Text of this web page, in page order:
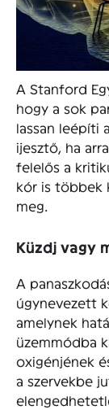
A Stanford
hogy a sok
lassan leépíti
ijesztő, ha
felelős a
kór is többek
meg.
Küzdj vagy
A
úgynevezett
amelynek
üzemmódba
oxigénjének
a szervekbe